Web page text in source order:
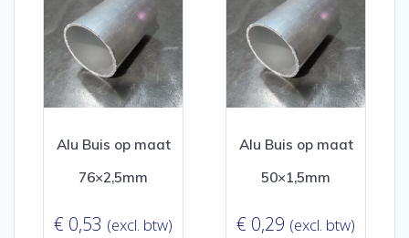
Alu Buis op maat
76×2,5mm
€ 0,53 (excl. btw)
Alu Buis op maat
50×1,5mm
€ 0,29 (excl. btw)